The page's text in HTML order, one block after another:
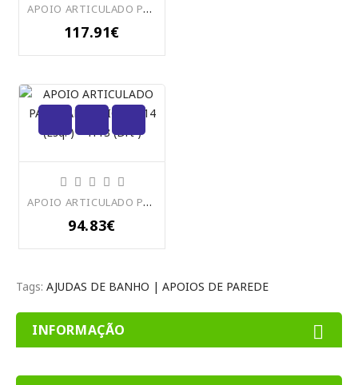
APOIO ARTICULADO PARA SANITÁRIO - 4117
117.91€
APOIO ARTICULADO PARA SANITÁRIO - 4114 (Esq.º) - 4113 (Drtº)
94.83€
Tags: AJUDAS DE BANHO | APOIOS DE PAREDE
INFORMAÇÃO